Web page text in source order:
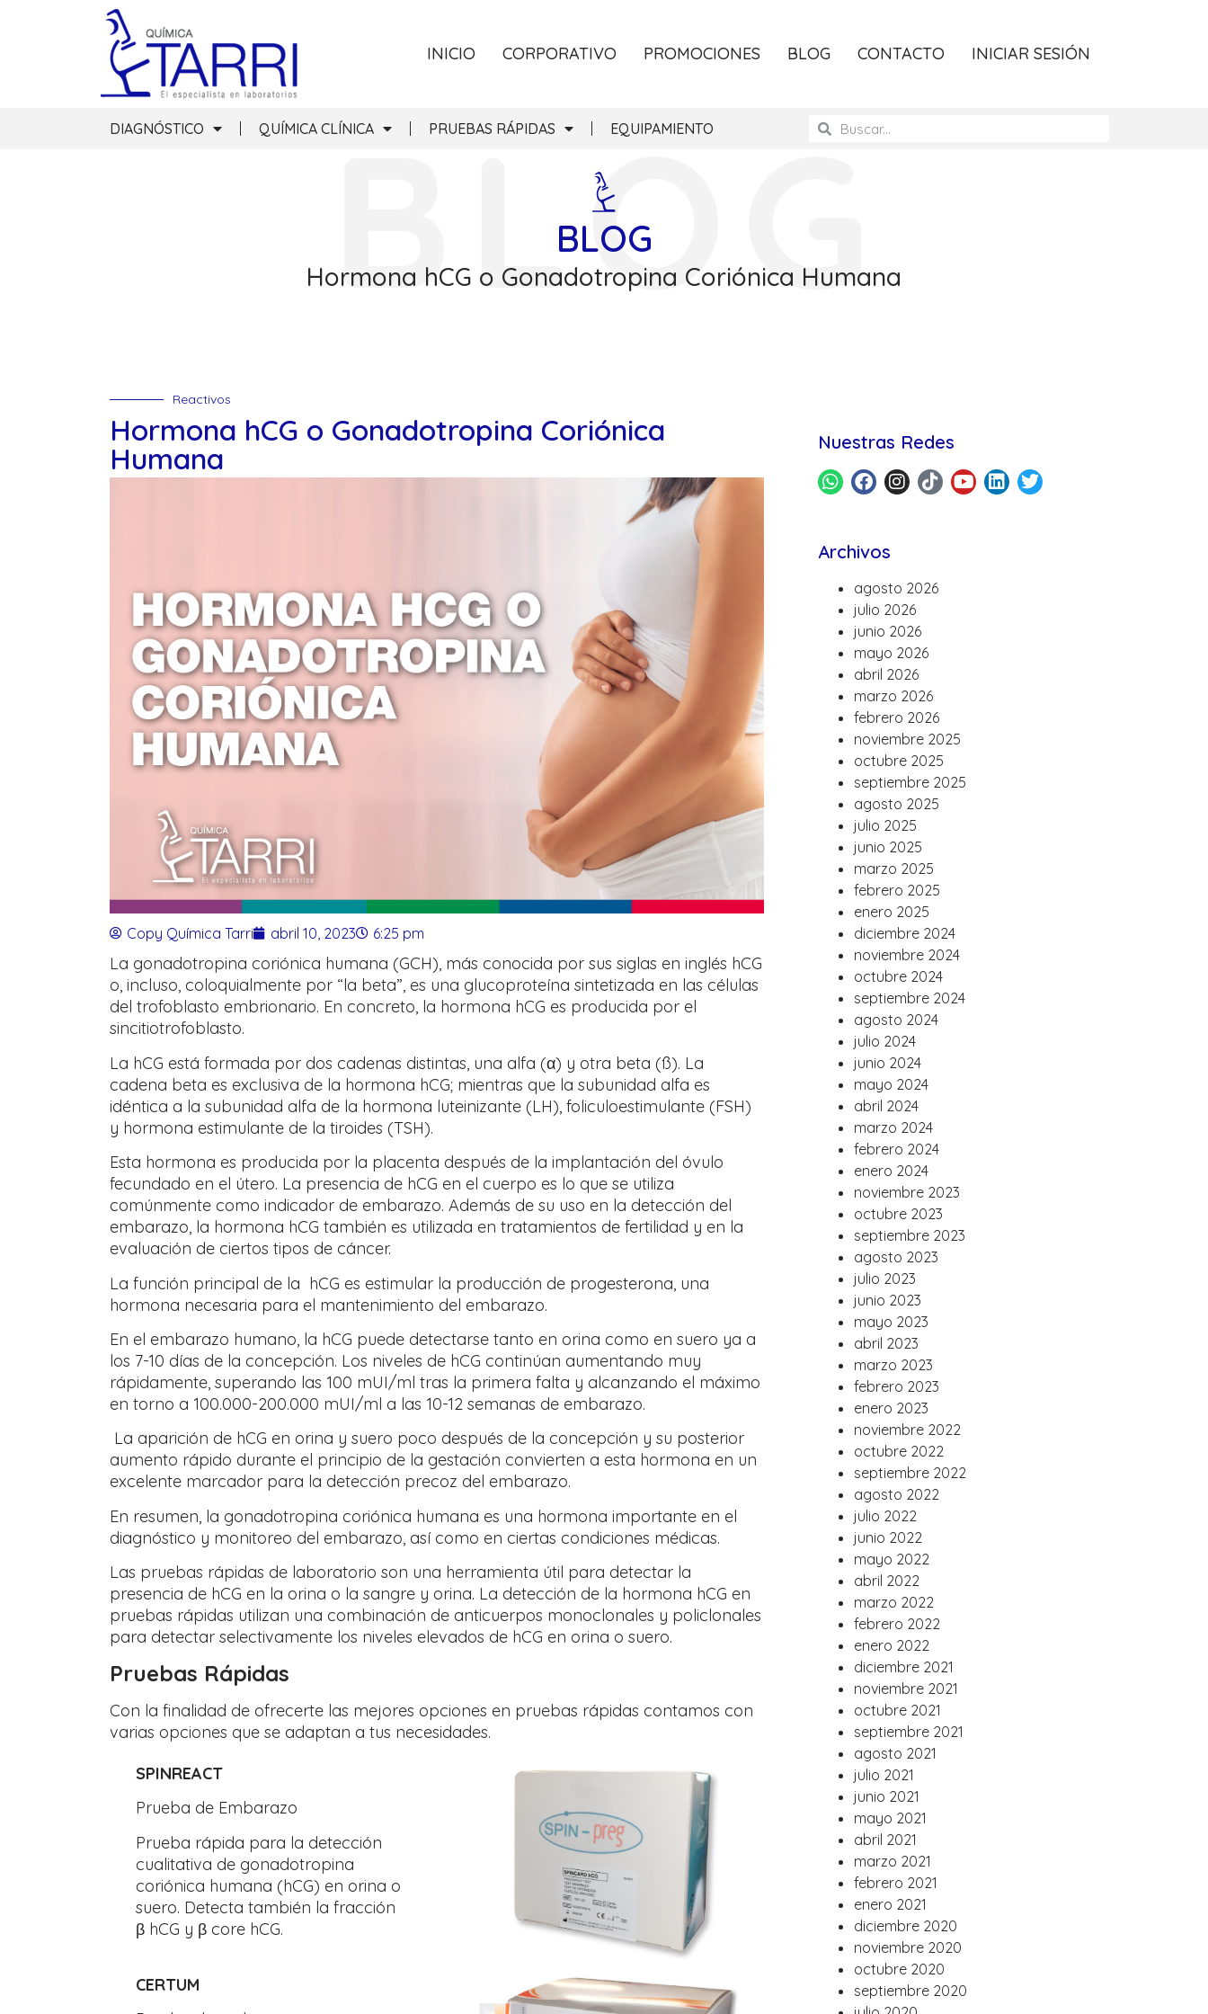
INICIO CORPORATIVO PROMOCIONES BLOG CONTACTO INICIAR SESIÓN
DIAGNÓSTICO QUÍMICA CLÍNICA PRUEBAS RÁPIDAS EQUIPAMIENTO
BLOG
Hormona hCG o Gonadotropina Coriónica Humana
Reactivos
Hormona hCG o Gonadotropina Coriónica
Humana
Copy Química Tarri abril 10, 2023 6:25 pm
La gonadotropina coriónica humana (GCH), más conocida por sus siglas en inglés hCG
o, incluso, coloquialmente por “la beta”, es una glucoproteína sintetizada en las células
del trofoblasto embrionario. En concreto, la hormona hCG es producida por el
sincitiotrofoblasto.
La hCG está formada por dos cadenas distintas, una alfa (α) y otra beta (ß). La
cadena beta es exclusiva de la hormona hCG; mientras que la subunidad alfa es
idéntica a la subunidad alfa de la hormona luteinizante (LH), foliculoestimulante (FSH)
y hormona estimulante de la tiroides (TSH).
Esta hormona es producida por la placenta después de la implantación del óvulo
fecundado en el útero. La presencia de hCG en el cuerpo es lo que se utiliza
comúnmente como indicador de embarazo. Además de su uso en la detección del
embarazo, la hormona hCG también es utilizada en tratamientos de fertilidad y en la
evaluación de ciertos tipos de cáncer.
La función principal de la hCG es estimular la producción de progesterona, una
hormona necesaria para el mantenimiento del embarazo.
En el embarazo humano, la hCG puede detectarse tanto en orina como en suero ya a
los 7-10 días de la concepción. Los niveles de hCG continúan aumentando muy
rápidamente, superando las 100 mUI/ml tras la primera falta y alcanzando el máximo
en torno a 100.000-200.000 mUI/ml a las 10-12 semanas de embarazo.
La aparición de hCG en orina y suero poco después de la concepción y su posterior
aumento rápido durante el principio de la gestación convierten a esta hormona en un
excelente marcador para la detección precoz del embarazo.
En resumen, la gonadotropina coriónica humana es una hormona importante en el
diagnóstico y monitoreo del embarazo, así como en ciertas condiciones médicas.
Las pruebas rápidas de laboratorio son una herramienta útil para detectar la
presencia de hCG en la orina o la sangre y orina. La detección de la hormona hCG en
pruebas rápidas utilizan una combinación de anticuerpos monoclonales y policlonales
para detectar selectivamente los niveles elevados de hCG en orina o suero.
Pruebas Rápidas
Con la finalidad de ofrecerte las mejores opciones en pruebas rápidas contamos con
varias opciones que se adaptan a tus necesidades.
SPINREACT
Prueba de Embarazo
Prueba rápida para la detección
cualitativa de gonadotropina
coriónica humana (hCG) en orina o
suero. Detecta también la fracción
β hCG y β core hCG.
CERTUM
Nuestras Redes
Archivos
agosto 2026
julio 2026
junio 2026
mayo 2026
abril 2026
marzo 2026
febrero 2026
noviembre 2025
octubre 2025
septiembre 2025
agosto 2025
julio 2025
junio 2025
marzo 2025
febrero 2025
enero 2025
diciembre 2024
noviembre 2024
octubre 2024
septiembre 2024
agosto 2024
julio 2024
junio 2024
mayo 2024
abril 2024
marzo 2024
febrero 2024
enero 2024
noviembre 2023
octubre 2023
septiembre 2023
agosto 2023
julio 2023
junio 2023
mayo 2023
abril 2023
marzo 2023
febrero 2023
enero 2023
noviembre 2022
octubre 2022
septiembre 2022
agosto 2022
julio 2022
junio 2022
mayo 2022
abril 2022
marzo 2022
febrero 2022
enero 2022
diciembre 2021
noviembre 2021
octubre 2021
septiembre 2021
agosto 2021
julio 2021
junio 2021
mayo 2021
abril 2021
marzo 2021
febrero 2021
enero 2021
diciembre 2020
noviembre 2020
octubre 2020
septiembre 2020